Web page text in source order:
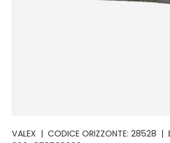
VALEX | CODICE ORIZZONTE: 28528 |